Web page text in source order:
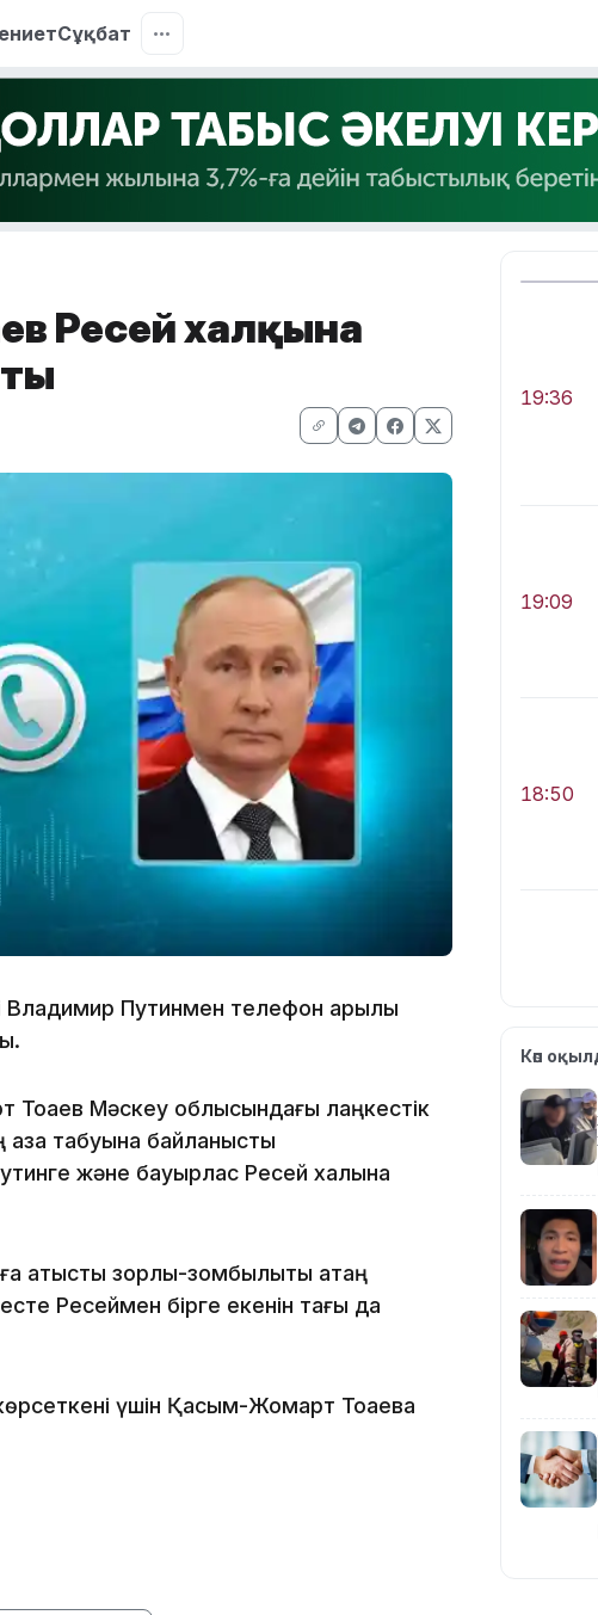
Сұқбат
Ресей халқына
Путинмен телефон арқылы
Мәскеу облысындағы лаңкестік
табуына байланысты
және бауырлас Ресей халқына
зорлық-зомбылықты қатаң
Ресеймен бірге екенін тағы да
үшін Қасым-Жомарт Тоқаевқа
19:36
19:09
18:50
17:17
Көп